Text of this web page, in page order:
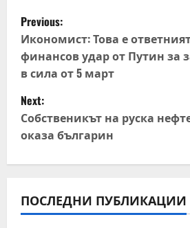
P
o
s
t
n
a
v
i
Previous:
Икономист: Това е
финансов удар от Путин за
в сила от 5 март
Next:
Собственикът на руска
оказа българин
ПОСЛЕДНИ ПУБЛИКАЦИИ